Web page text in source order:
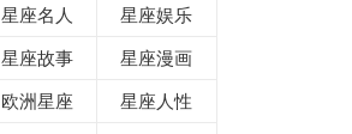
星座名人 星座娱乐
星座故事 星座漫画
欧洲星座 星座人性